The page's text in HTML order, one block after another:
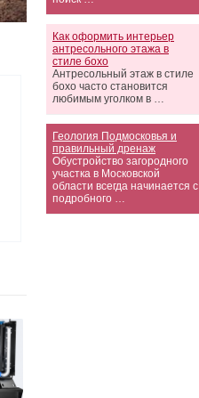
Как оформить интерьер
антресольного этажа в
стиле бохо
Антресольный этаж в стиле
бохо часто становится
любимым уголком в …
Геология Подмосковья и
правильный дренаж
Обустройство загородного
участка в Московской
области всегда начинается с
подробного …